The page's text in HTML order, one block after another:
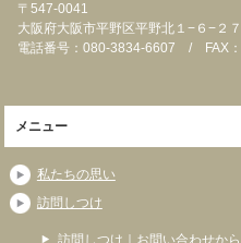
〒547-0041
大阪府大阪市平野区平野北１−６−２７
電話番号：080-3834-6607 / FAX
メニュー
私たちの思い
訪問しつけ
訪問しつけ｜お問い合わせか